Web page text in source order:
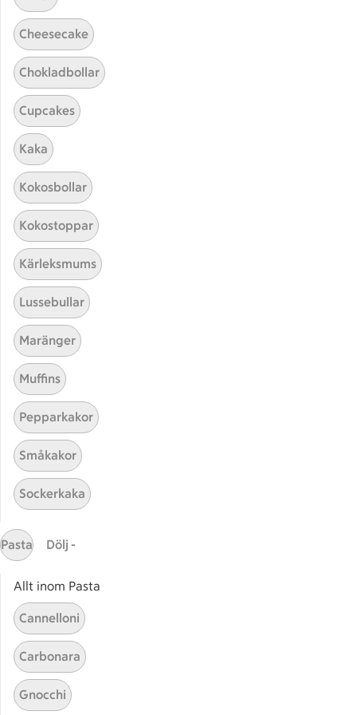
Hittade inget recept
Testa att söka på något nytt, eller ta bort något av
Barn
Här hittar du alla goda recept du har sparat och
Start
Cheesecake
Chokladbollar
Cupcakes
Kaka
Kokosbollar
Kokostoppar
Kärleksmums
Lussebullar
Maränger
Muffins
Pepparkakor
Småkakor
Sockerkaka
Pasta Dölj -
Allt inom Pasta
Cannelloni
Carbonara
Gnocchi